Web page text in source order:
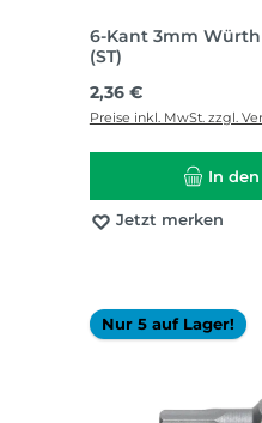
6-Kant 3mm
(ST)
Regulärer Preis:
2,36 €
Preise inkl. MwSt. zzgl.
In
Jetzt merken
Nur 5 auf Lager!